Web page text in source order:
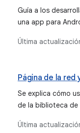
Guía a los
una app para
significativos.
Última
Página de la red
Se explica cómo
de la biblioteca
proporciona una
Última